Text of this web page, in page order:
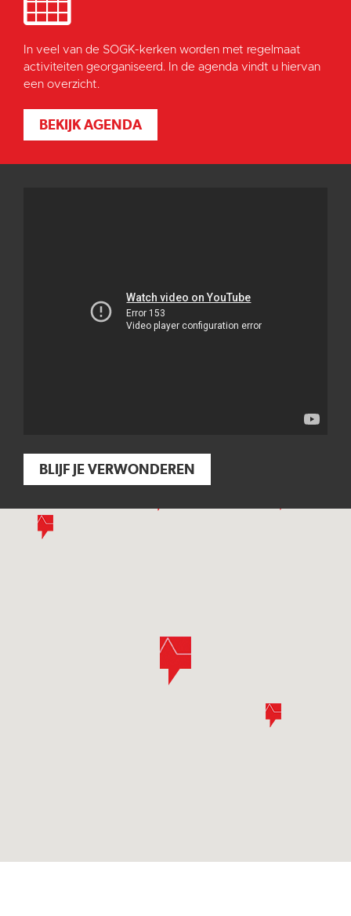
In veel van de SOGK-kerken worden met regelmaat
activiteiten georganiseerd. In de agenda vindt u hiervan
een overzicht.
BEKIJK AGENDA
BLIJF JE VERWONDEREN